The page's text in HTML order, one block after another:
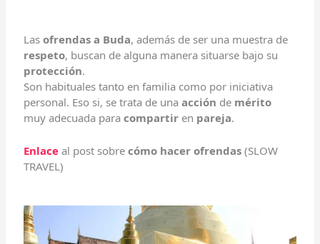
Lasofrendas a Buda, además de ser una muestra de
respeto, buscan de alguna manera situarse bajo su
protección.
Son habituales tanto en familia como por iniciativa
personal. Eso si, se trata de unaacción de mérito
muy adecuada paracompartir en pareja.
Enlace al post sobrecómo hacer ofrendas(SLOW
TRAVEL)